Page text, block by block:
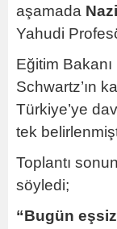
aşamada
Yahudi
Eğitim
Schwartz’ın
Türkiye’ye
tek
Toplantı
söyledi;
“Bugün